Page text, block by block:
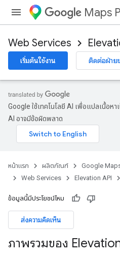
Maps
Web Services
เริ่มต้นใช้งาน ติดต่อฝ่าย
Google ใช้เทคโนโลยี AI เพื่อแปลเนื้อห
AI อาจมีข้อผิดพลาด
หน้าแรก ผลิตภัณฑ์ Google
Web Services
Elevation API
ข้อมูลนี้มีประโยชน์ไหม
ส่งความคิดเห็น
ภาพรวมของ